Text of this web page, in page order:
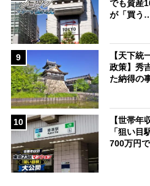
でも資産
が「買う
9
【天下統
政策】秀
た納得の
10
【世帯年
「狙い目
700万円